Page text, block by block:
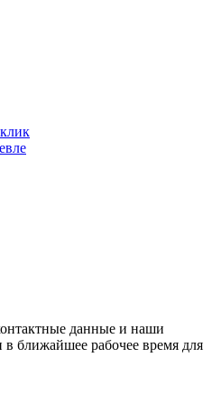
данные и наши
ближайшее рабочее время для